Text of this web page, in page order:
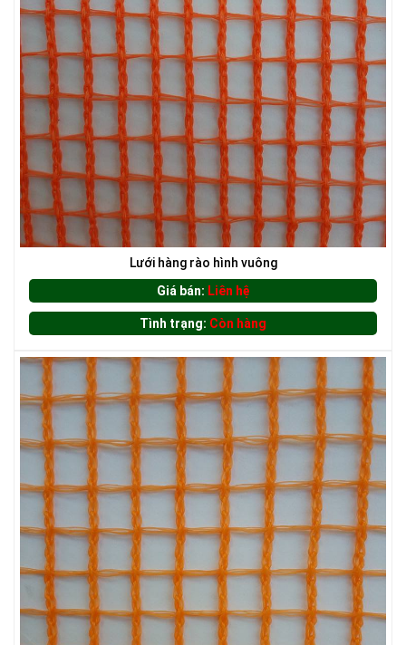
LƯỚI CHẮN ĐỘNG VẬT
LƯỚI XÂY DỰNG
Lưới hàng rào hình vuông
Giá bán: Liên hệ
Tình trạng: Còn hàng